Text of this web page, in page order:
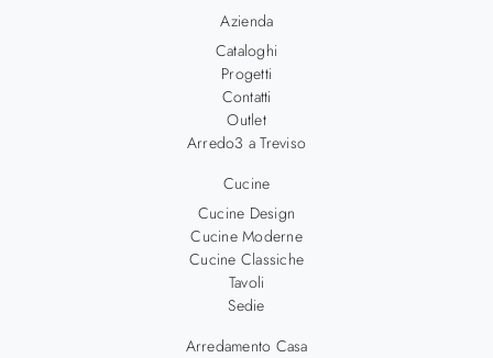
Azienda
Cataloghi
Progetti
Contatti
Outlet
Arredo3 a Treviso
Cucine
Cucine Design
Cucine Moderne
Cucine Classiche
Tavoli
Sedie
Arredamento Casa